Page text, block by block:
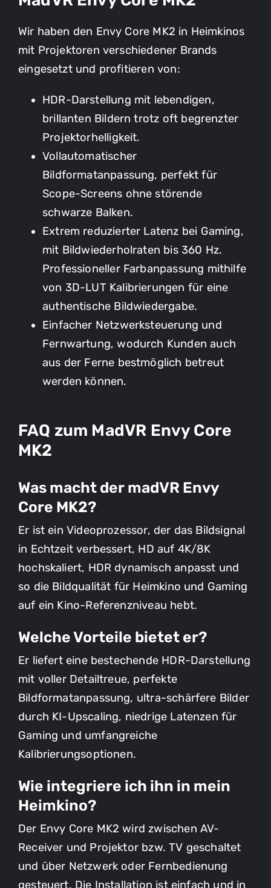
Wir haben den Envy Core MK2 in Heimkinos
mit Projektoren verschiedener Brands
eingesetzt und profitieren von:
HDR-Darstellung mit lebendigen,
brillanten Bildern trotz oft begrenzter
Projektorhelligkeit.
Vollautomatischer
Bildformatanpassung, perfekt für
Scope-Screens ohne störende
schwarze Balken.
Extrem reduzierter Latenz bei Gaming,
mit Bildwiederholraten bis 360 Hz.
Professioneller Farbanpassung mithilfe
von 3D-LUT Kalibrierungen für eine
authentische Bildwiedergabe.
Einfacher Netzwerksteuerung und
Fernwartung, wodurch Kunden auch
aus der Ferne bestmöglich betreut
werden können.
FAQ zum MadVR Envy Core
MK2
Was macht der madVR Envy
Core MK2?
Er ist ein Videoprozessor, der das Bildsignal
in Echtzeit verbessert, HD auf 4K/8K
hochskaliert, HDR dynamisch anpasst und
so die Bildqualität für Heimkino und Gaming
auf ein Kino-Referenzniveau hebt.
Welche Vorteile bietet er?
Er liefert eine bestechende HDR-Darstellung
mit voller Detailtreue, perfekte
Bildformatanpassung, ultra-schärfere Bilder
durch KI-Upscaling, niedrige Latenzen für
Gaming und umfangreiche
Kalibrierungsoptionen.
Wie integriere ich ihn in mein
Heimkino?
Der Envy Core MK2 wird zwischen AV-
Receiver und Projektor bzw. TV geschaltet
und über Netzwerk oder Fernbedienung
gesteuert. Die Installation ist einfach und in
Akustikoptimierung
Besuch unseres Referenz-
Heimkinos
Ihre Terminanfrage
Vielen Dank für Ihr Interesse an einem
Meine Anfrage zum
Heimkinoprodukt
Ich interessiere mich für das folgende
Produkt: